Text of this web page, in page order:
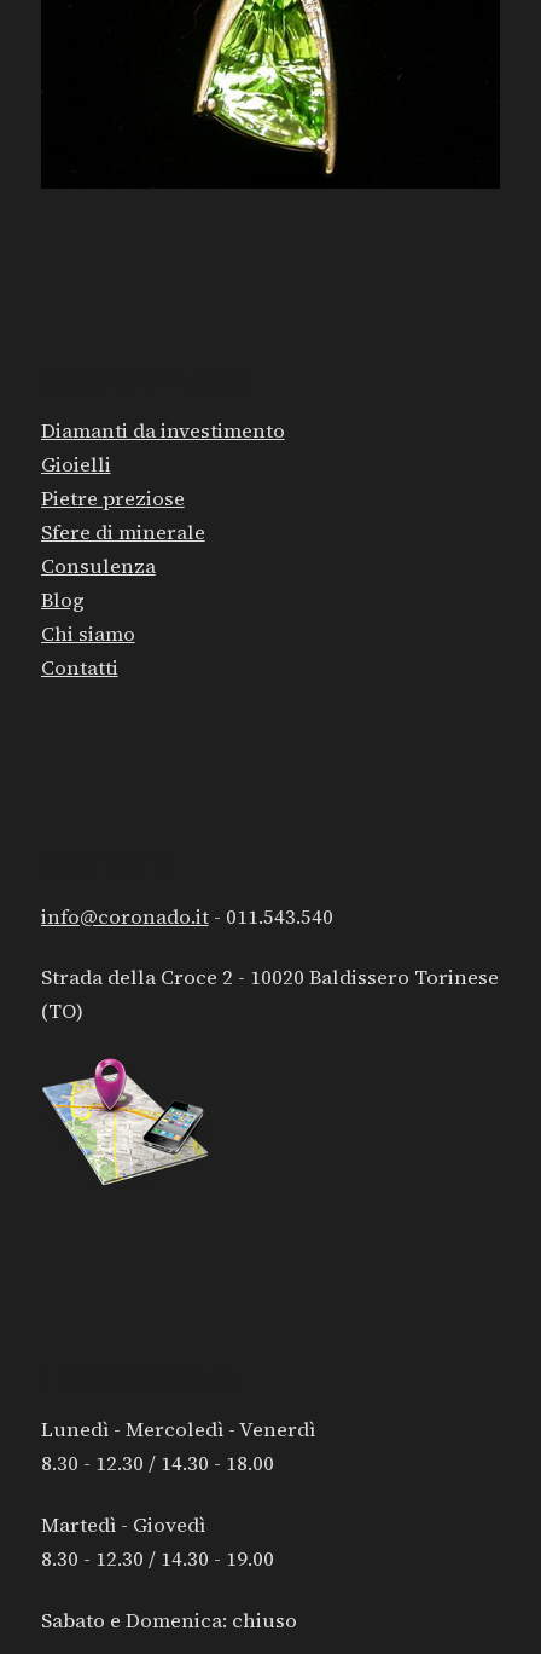
Diamanti da investimento
Gioielli
Pietre preziose
Sfere di minerale
Consulenza
Blog
Chi siamo
Contatti
info@coronado.it- 011.543.540
Strada della Croce 2 - 10020 Baldissero Torinese
(TO)
Lunedì - Mercoledì - Venerdì
8.30 - 12.30 / 14.30 - 18.00
Martedì - Giovedì
8.30 - 12.30 / 14.30 - 19.00
Sabato e Domenica: chiuso